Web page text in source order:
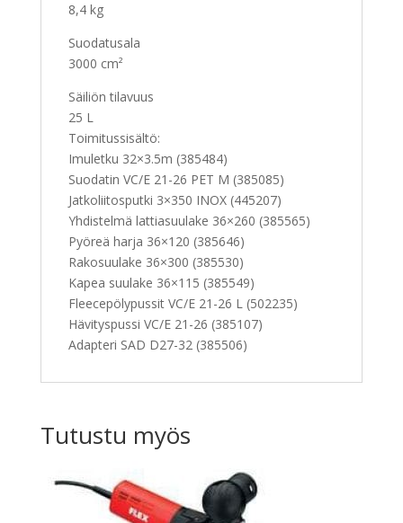
8,4 kg
Suodatusala
3000 cm²
Säiliön tilavuus
25 L
Toimitussisältö:
Imuletku 32×3.5m (385484)
Suodatin VC/E 21-26 PET M (385085)
Jatkoliitosputki 3×350 INOX (445207)
Yhdistelmä lattiasuulake 36×260 (385565)
Pyöreä harja 36×120 (385646)
Rakosuulake 36×300 (385530)
Kapea suulake 36×115 (385549)
Fleecepölypussit VC/E 21-26 L (502235)
Hävityspussi VC/E 21-26 (385107)
Adapteri SAD D27-32 (385506)
Tutustu myös